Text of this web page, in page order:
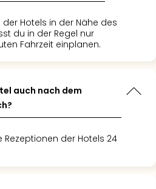
Hotels in der Nähe des
du in der Regel nur
Fahrzeit einplanen.
auch nach dem
Rezeptionen der Hotels 24